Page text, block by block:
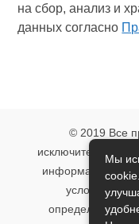
на сбор, анализ и
данных согласно
© 2019 Все
исключительно
информация,
условиях не
определяемой
Мы